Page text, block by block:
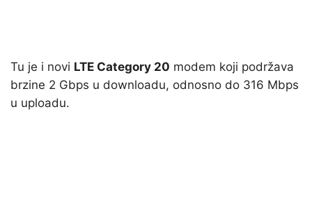
Tu je i novi LTE Category 20 modem koji podržava
brzine 2 Gbps u downloadu, odnosno do 316 Mbps
u uploadu.